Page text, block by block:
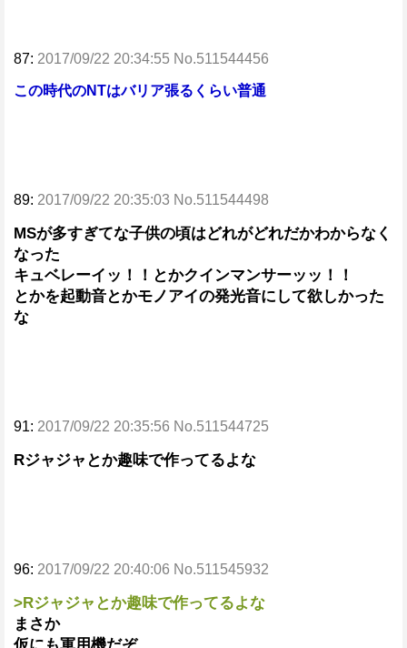
87: 2017/09/22 20:34:55 No.511544456
この時代のNTはバリア張るくらい普通
89: 2017/09/22 20:35:03 No.511544498
MSが多すぎてな子供の頃はどれがどれだかわからなく
なった
キュベレーイッ！！とかクインマンサーッッ！！
とかを起動音とかモノアイの発光音にして欲しかった
な
91: 2017/09/22 20:35:56 No.511544725
Rジャジャとか趣味で作ってるよな
96: 2017/09/22 20:40:06 No.511545932
>Rジャジャとか趣味で作ってるよな
まさか